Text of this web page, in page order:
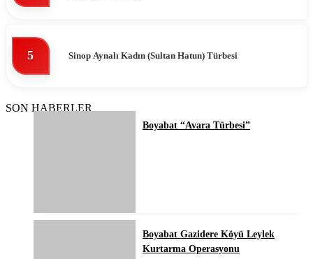
5 Sinop Aynalı Kadın (Sultan Hatun) Türbesi
SON HABERLER
Boyabat “Avara Türbesi”
Boyabat Gazidere Köyü Leylek
Kurtarma Operasyonu